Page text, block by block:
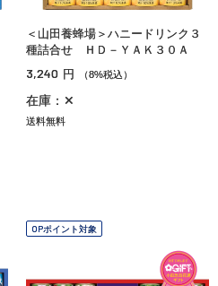
＜山田養蜂場＞ハニードリンク３
種詰合せ ＨＤ－ＹＡＫ３０Ａ
3,240 円 （8%税込）
在庫：✕
送料無料
OPポイント対象